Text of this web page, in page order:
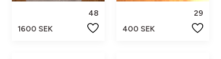
48
1600 SEK
29
400 SEK